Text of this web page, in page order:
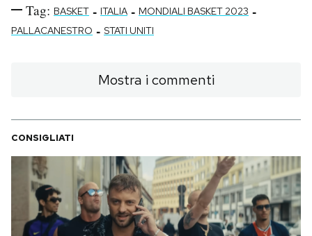
Tag: BASKET - ITALIA - MONDIALI BASKET 2023 -
PALLACANESTRO - STATI UNITI
Mostra i commenti
CONSIGLIATI